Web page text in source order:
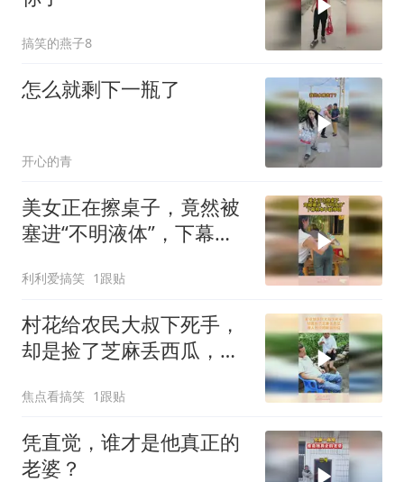
搞笑的燕子8
怎么就剩下一瓶了
开心的青
美女正在擦桌子，竟然被
塞进“不明液体”，下幕根
利利爱搞笑 1跟贴
村花给农民大叔下死手，
却是捡了芝麻丢西瓜，做
焦点看搞笑 1跟贴
凭直觉，谁才是他真正的
老婆？